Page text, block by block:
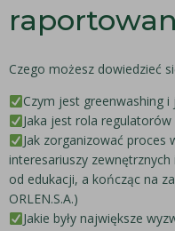
Czego możesz dowiedzieć
Czym jest greenwashing
Jaka jest rola
Jak zorganizować proces
interesariuszy
od edukacji, a kończąc na
ORLEN.S.A.)
Jakie były największe